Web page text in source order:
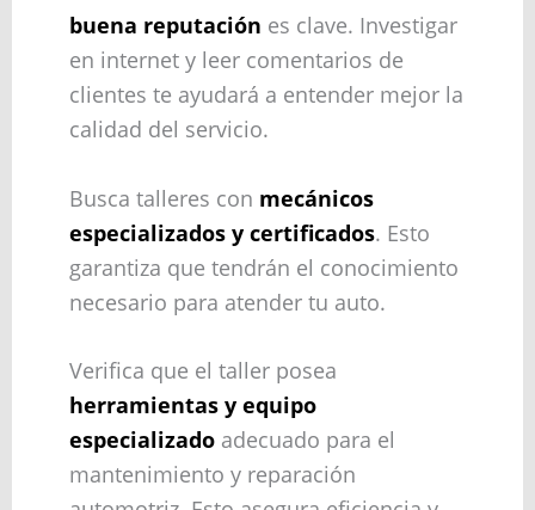
buena reputación es clave. Investigar
en internet y leer comentarios de
clientes te ayudará a entender mejor la
calidad del servicio.
Busca talleres con mecánicos
especializados y certificados. Esto
garantiza que tendrán el conocimiento
necesario para atender tu auto.
Verifica que el taller posea
herramientas y equipo
especializadoadecuado para el
mantenimiento y reparación